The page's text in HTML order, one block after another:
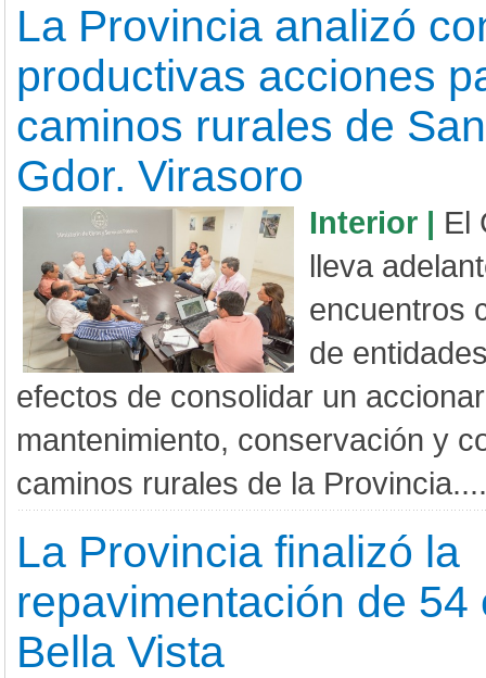
La Provincia analizó
productivas acciones
caminos rurales de
Gdor. Virasoro
Interior | El
lleva
encuentros
de
efectos de consolidar un
mantenimiento, conservación y
caminos rurales de la
La Provincia finalizó la
repavimentación de 54
Bella Vista